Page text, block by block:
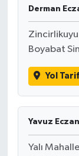
Derman
Boyabat
Yol
Yavuz
Yalı